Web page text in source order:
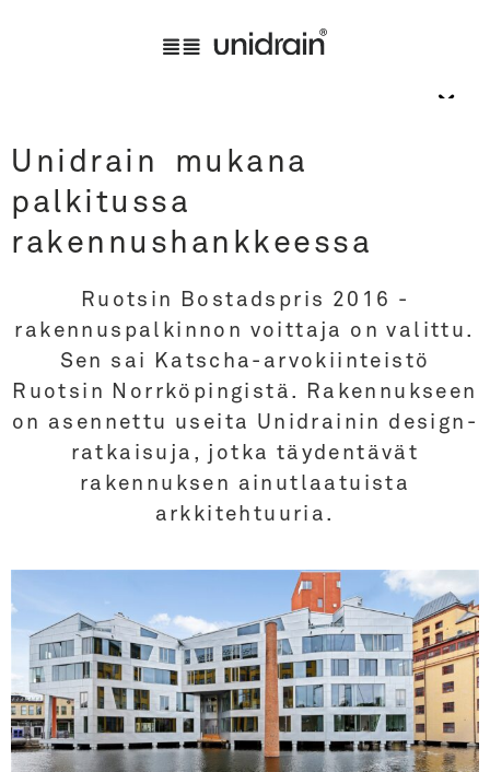
Unidrain mukana
palkitussa
rakennushankkeessa
Ruotsin Bostadspris 2016 -
rakennuspalkinnon voittaja on valittu.
Sen sai Katscha-arvokiinteistö
Ruotsin Norrköpingistä. Rakennukseen
on asennettu useita Unidrainin design-
ratkaisuja, jotka täydentävät
rakennuksen ainutlaatuista
arkkitehtuuria.